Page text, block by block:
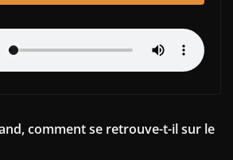
comment se retrouve-t-il sur le